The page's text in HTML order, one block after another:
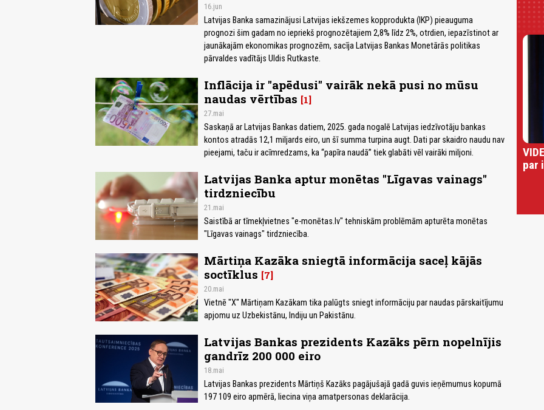
16.jun
Latvijas Banka samazinājusi Latvijas iekšzemes kopprodukta (IKP) pieauguma
prognozi šim gadam no iepriekš prognozētajiem 2,8% līdz 2%, otrdien, iepazīstinot ar
jaunākajām ekonomikas prognozēm, sacīja Latvijas Bankas Monetārās politikas
pārvaldes vadītājs Uldis Rutkaste.
Inflācija ir "apēdusi" vairāk nekā pusi no mūsu
naudas vērtības 1
27.mai
Saskaņā ar Latvijas Bankas datiem, 2025. gada nogalē Latvijas iedzīvotāju bankas
kontos atradās 12,1 miljards eiro, un šī summa turpina augt. Dati par skaidro naudu nav
pieejami, taču ir acīmredzams, ka “papīra naudā” tiek glabāti vēl vairāki miljoni.
Latvijas Banka aptur monētas "Līgavas vainags"
tirdzniecību
21.mai
Saistībā ar tīmekļvietnes "e-monētas.lv" tehniskām problēmām apturēta monētas
"Līgavas vainags" tirdzniecība.
Mārtiņa Kazāka sniegtā informācija saceļ kājās
soctīklus 7
20.mai
Vietnē "X" Mārtiņam Kazākam tika palūgts sniegt informāciju par naudas pārskaitījumu
apjomu uz Uzbekistānu, Indiju un Pakistānu.
Latvijas Bankas prezidents Kazāks pērn nopelnījis
gandrīz 200 000 eiro
18.mai
Latvijas Bankas prezidents Mārtiņš Kazāks pagājušajā gadā guvis ieņēmumus kopumā
197 109 eiro apmērā, liecina viņa amatpersonas deklarācija.
par